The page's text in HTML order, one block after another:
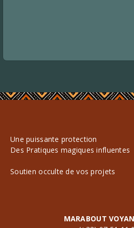
Une puissante protection
Des Pratiques magiques influentes
Soutien occulte de vos projets
MARABOUT